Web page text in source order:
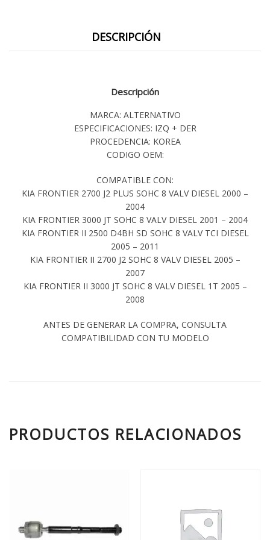
DESCRIPCIÓN
Descripción
MARCA: ALTERNATIVO
ESPECIFICACIONES: IZQ + DER
PROCEDENCIA: KOREA
CODIGO OEM:
COMPATIBLE CON:
KIA FRONTIER 2700 J2 PLUS SOHC 8 VALV DIESEL 2000 –
2004
KIA FRONTIER 3000 JT SOHC 8 VALV DIESEL 2001 – 2004
KIA FRONTIER II 2500 D4BH SD SOHC 8 VALV TCI DIESEL
2005 – 2011
KIA FRONTIER II 2700 J2 SOHC 8 VALV DIESEL 2005 –
2007
KIA FRONTIER II 3000 JT SOHC 8 VALV DIESEL 1T 2005 –
2008
ANTES DE GENERAR LA COMPRA, CONSULTA
COMPATIBILIDAD CON TU MODELO
PRODUCTOS RELACIONADOS